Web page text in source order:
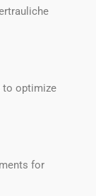
to optimize
for